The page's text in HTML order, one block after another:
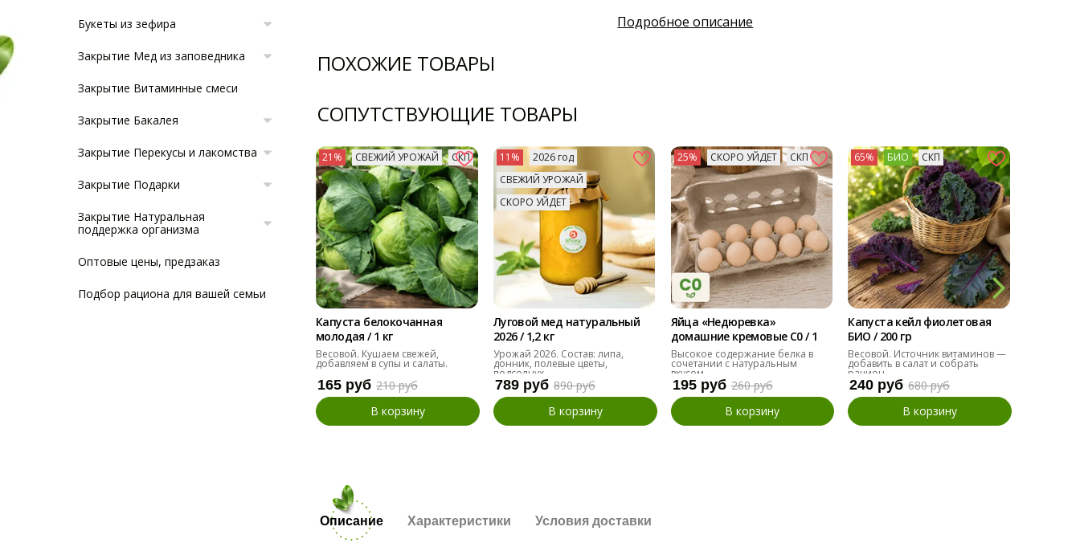
Подробное описание
ПОХОЖИЕ ТОВАРЫ
СОПУТСТВУЮЩИЕ ТОВАРЫ
21% СВЕЖИЙ УРОЖАЙ СКП
Капуста белокочанная
молодая / 1 кг
Весовой. Кушаем свежей,
добавляем в супы и салаты.
165 руб 210 руб
В корзину
11%
2026 год
СВЕЖИЙ УРОЖАЙ
СКОРО УЙДЕТ
Луговой мед натуральный
2026 / 1,2 кг
Урожай 2026. Состав: липа,
донник, полевые цветы,
подсолнух
789 руб 890 руб
В корзину
25% СКОРО УЙДЕТ СКП
Яйца «Недюревка»
домашние кремовые С0 / 1
десяток
Высокое содержание белка в
сочетании с натуральным
вкусом.
195 руб 260 руб
В корзину
65% БИО СКП
Капуста кейл фиолетовая
БИО / 200 гр
Весовой. Источник витаминов —
добавить в салат и собрать
рацион.
240 руб 680 руб
В корзину
Описание Характеристики Условия доставки
Букеты из зефира
Закрытие Мед из заповедника
Закрытие Витаминные смеси
Закрытие Бакалея
Закрытие Перекусы и лакомства
Закрытие Подарки
Закрытие Натуральная
поддержка организма
Оптовые цены, предзаказ
Подбор рациона для вашей семьи